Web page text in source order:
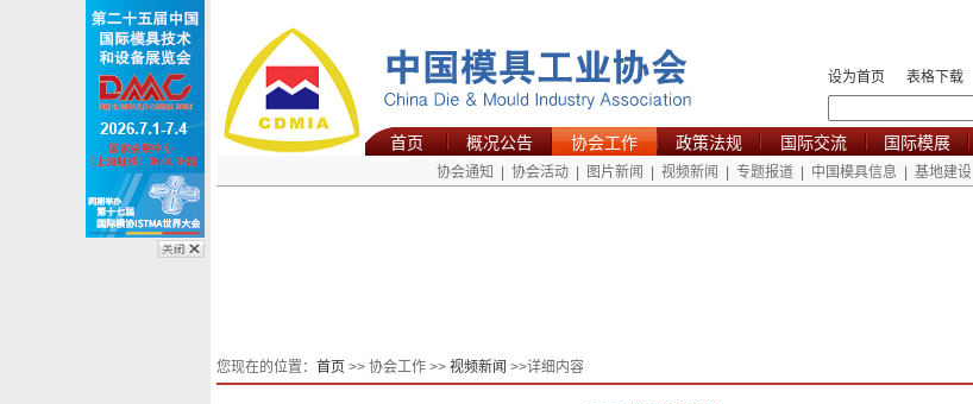
设为首页 表格下载
首页 概况公告 协会工作 政策法规 国际交流 国际模展
协会通知 协会活动 图片新闻 视频新闻 专题报道 中国模具信息 基地建设
您现在的位置： 首页 >> 协会工作 >> 视频新闻 >>详细内容